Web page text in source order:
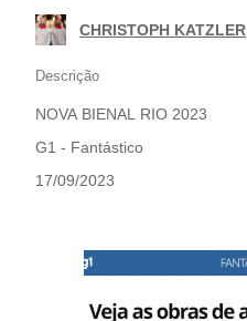
| CHRISTOPH KATZLER
Descrição
NOVA BIENAL RIO 2023
G1 - Fantástico
17/09/2023